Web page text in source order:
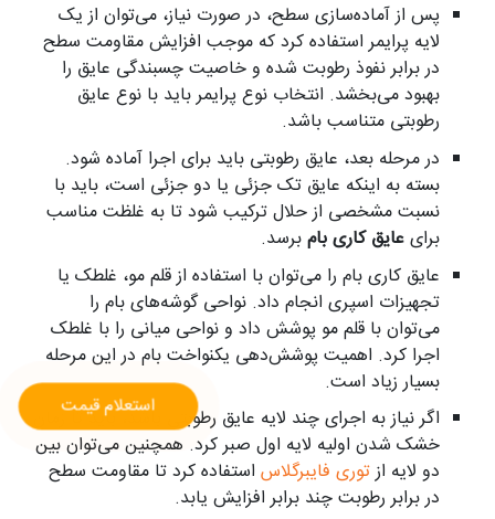
پس از آماده‌سازی سطح، در صورت نیاز، می‌توان از یک
لایه پرایمر استفاده کرد که موجب افزایش مقاومت سطح
در برابر نفوذ رطوبت شده و خاصیت چسبندگی عایق را
بهبود می‌بخشد. انتخاب نوع پرایمر باید با نوع عایق
رطوبتی متناسب باشد.
در مرحله بعد، عایق رطوبتی باید برای اجرا آماده شود.
بسته به اینکه عایق تک جزئی یا دو جزئی است، باید با
نسبت مشخصی از حلال ترکیب شود تا به غلظت مناسب
برایعایق کاری بامبرسد.
عایق کاری بام را می‌توان با استفاده از قلم مو، غلطک یا
تجهیزات اسپری انجام داد. نواحی گوشه‌های بام را
می‌توان با قلم مو پوشش داد و نواحی میانی را با غلطک
اجرا کرد. اهمیت پوشش‌دهی یکنواخت بام در این مرحله
بسیار زیاد است.
اگر نیاز به اجرای چند لایه عایق رطوبتی باشد، باید تا زمان
خشک شدن اولیه لایه اول صبر کرد. همچنین می‌توان بین
دو لایه ازتوری فایبرگلاس استفاده کرد تا مقاومت سطح
در برابر رطوبت چند برابر افزایش یابد.
استعلام قیمت